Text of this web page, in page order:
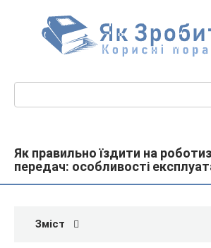
Як правильно їздити на
передач: особливості
Зміст